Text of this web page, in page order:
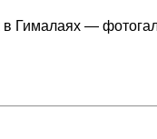
в Гималаях —